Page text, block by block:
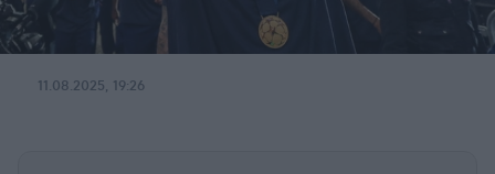
11.08.2025, 19:26